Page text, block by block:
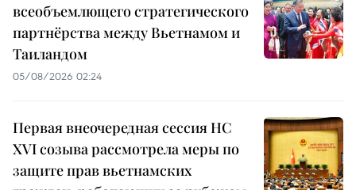
всеобъемлющего стратегического
партнёрства между Вьетнамом и
Таиландом
05/08/2026 02:24
Первая внеочередная сессия НС
XVI созыва рассмотрела меры по
защите прав вьетнамских